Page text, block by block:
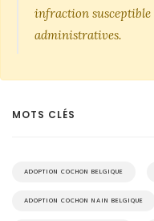
infraction susceptible
administratives.
MOTS CLÉS
ADOPTION COCHON BELGIQUE
ADOPTION COCHON NAIN BELGIQUE